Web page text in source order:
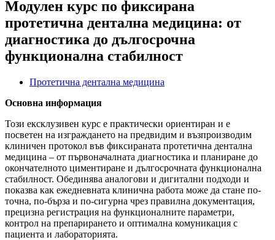
Модулен курс по фиксирана
протетична дентална медицина: от
диагностика до дългосрочна
функционална стабилност
Протетична дентална медицина
Основна информация
Този ексклузивен курс е практически ориентиран и е
посветен на изграждането на предвидим и възпроизводим
клиничен протокол във фиксираната протетична дентална
медицина – от първоначалната диагностика и планиране до
окончателното циментиране и дългосрочната функционална
стабилност. Обединява аналогови и дигитални подходи и
показва как ежедневната клинична работа може да стане по-
точна, по-бърза и по-сигурна чрез правилна документация,
прецизна регистрация на функционалните параметри,
контрол на препарирането и оптимална комуникация с
пациента и лабораторията.